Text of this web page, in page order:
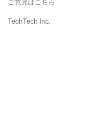
TechTech Inc.